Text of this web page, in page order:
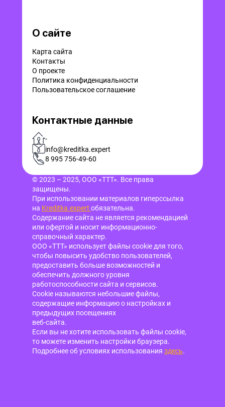
О сайте
Карта сайта
Контакты
О проекте
Политика конфиденциальности
Пользовательское соглашение
Контактные данные
-
info@kreditka.expert
8 995 756-49-60
© 2023 – 2025, ООО «ТТТ». Все права
защищены.
При использовании материалов гиперссылка
на Kreditka.expert обязательна.
Содержание сайта не является рекомендацией
или офертой и носит информационно-
справочный характер.
ООО «ТТТ» использует файлы cookie для того,
чтобы повысить удобство пользователей,
предоставить больше возможностей и
обеспечить должного уровня
работоспособности сайта и сервисов.
Cookie называются небольшие файлы,
содержащие информацию о настройках и
предыдущих посещениях
веб-сайта.
Если вы не хотите использовать файлы cookie,
то можете изменить настройки браузера.
Подробнее об условиях использования здесь.